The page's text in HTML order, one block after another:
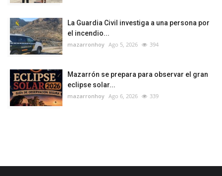
La Guardia Civil investiga a una persona por
el incendio...
mazarronhoy Ago 5, 2026 394
Mazarrón se prepara para observar el gran
eclipse solar...
mazarronhoy Ago 6, 2026 339